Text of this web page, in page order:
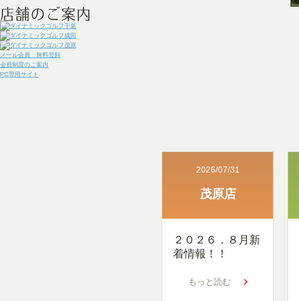
メール会員 無料登録
会員制度のご案内
PC専用サイト
茂原店
2026/07/31
２０２６．８月新
着情報！！
もっと読む